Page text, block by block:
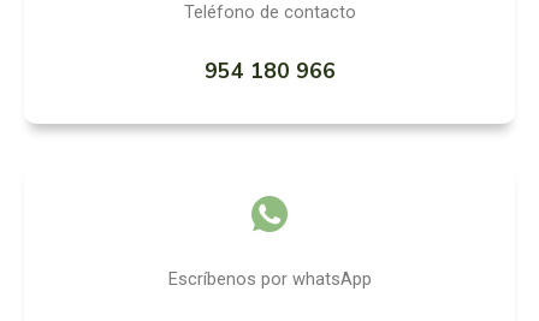
Teléfono de contacto
954 180 966
Escríbenos por whatsApp